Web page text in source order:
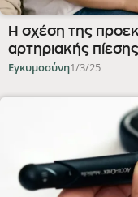
Η σχέση της
αρτηριακής
Εγκυμοσύνη1/3/25